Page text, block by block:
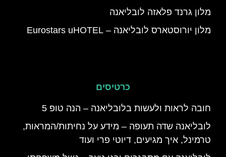
מלון גרנד פלאזה לובליאנה
מלון יורוסטארס לובליאנה – Eurostars uHOTEL
כרטיסים
חובה לראות ולעשות בלובליאנה – הנה טופ 5
לובליאנה שדה תעופה – מידע על נחיתות/המראות,
טרמינל, איך מגיעים, דיוטי פרי ועוד